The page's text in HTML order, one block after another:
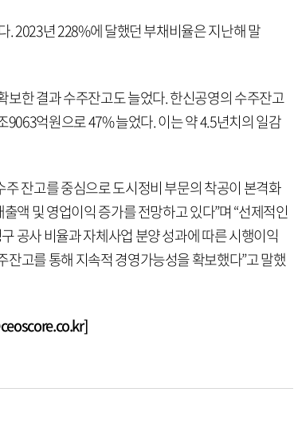
2023년 228%에 달했던 부채비율은 지난해 말
한 결과 수주잔고도 늘었다. 한신공영의 수주잔고
억원으로 47% 늘었다. 이는 약 4.5년치의 일감
잔고를 중심으로 도시정비 부문의 착공이 본격화
액 및 영업이익 증가를 전망하고 있다”며 “선제적인
공사 비율과 자체사업 분양 성과에 따른 시행이익
고를 통해 지속적 경영가능성을 확보했다”고 말했